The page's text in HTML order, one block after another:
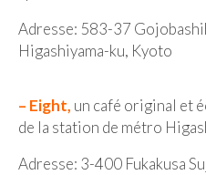
Lisbonne
GUIDES FOOD
ALLEMAGNE
Adresse: 583-37
Higashiyama-ku, Kyoto
– Eight, un café original et
de la station de métro
Adresse: 3-400 Fukakusa